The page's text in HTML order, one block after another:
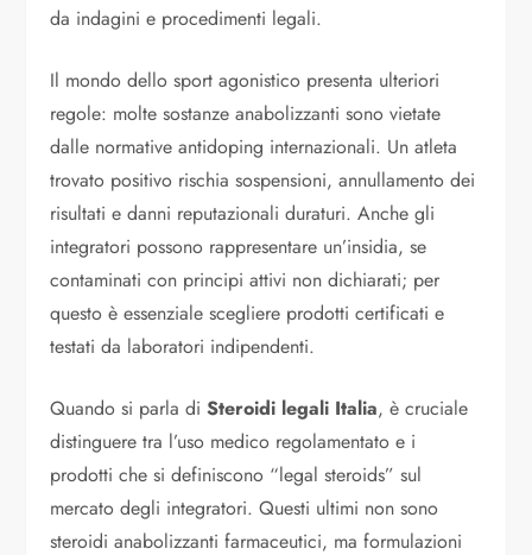
da indagini e procedimenti legali.
Il mondo dello sport agonistico presenta ulteriori
regole: molte sostanze anabolizzanti sono vietate
dalle normative antidoping internazionali. Un atleta
trovato positivo rischia sospensioni, annullamento dei
risultati e danni reputazionali duraturi. Anche gli
integratori possono rappresentare un’insidia, se
contaminati con principi attivi non dichiarati; per
questo è essenziale scegliere prodotti certificati e
testati da laboratori indipendenti.
Quando si parla diSteroidi legali Italia, è cruciale
distinguere tra l’uso medico regolamentato e i
prodotti che si definiscono “legal steroids” sul
mercato degli integratori. Questi ultimi non sono
steroidi anabolizzanti farmaceutici, ma formulazioni